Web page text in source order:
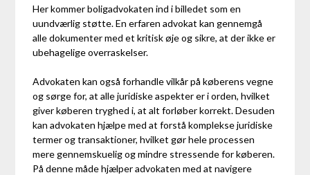
Her kommer boligadvokaten ind i billedet som en
uundværlig støtte. En erfaren advokat kan gennemgå
alle dokumenter med et kritisk øje og sikre, at der ikke er
ubehagelige overraskelser.
Advokaten kan også forhandle vilkår på køberens vegne
og sørge for, at alle juridiske aspekter er i orden, hvilket
giver køberen tryghed i, at alt forløber korrekt. Desuden
kan advokaten hjælpe med at forstå komplekse juridiske
termer og transaktioner, hvilket gør hele processen
mere gennemskuelig og mindre stressende for køberen.
På denne måde hjælper advokaten med at navigere